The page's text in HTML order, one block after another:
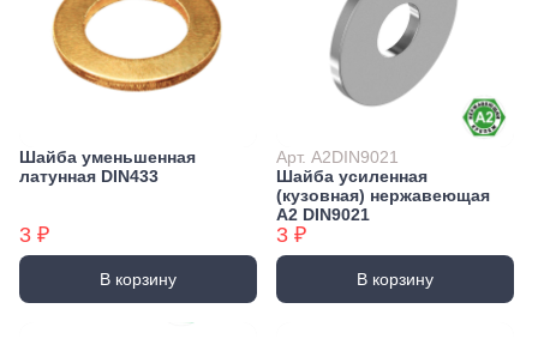
Шайба уменьшенная
латунная DIN433
3 ₽
В корзину
Арт. А2DIN9021
Шайба усиленная
(кузовная) нержавеющая
А2 DIN9021
3 ₽
В корзину